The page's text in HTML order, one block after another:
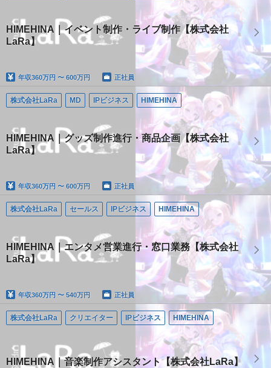
HIMEHINA｜イベント制作・ライブ制作【株式会社
LaRa】
年収360万円 〜 600万円 正社員
株式会社LaRa MD IPビジネス HIMEHINA
HIMEHINA｜グッズ制作進行・商品企画【株式会社
LaRa】
年収360万円 〜 600万円 正社員
株式会社LaRa セールス IPビジネス HIMEHINA
HIMEHINA｜エンタメ営業進行・窓口業務【株式会社
LaRa】
年収360万円 〜 540万円 正社員
株式会社LaRa クリエイター IPビジネス HIMEHINA
HIMEHINA｜音楽制作アシスタント【株式会社LaRa】